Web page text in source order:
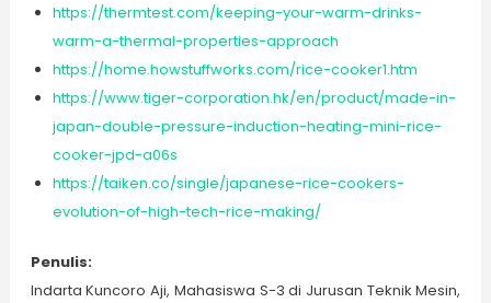
https://thermtest.com/keeping-your-warm-drinks-
warm-a-thermal-properties-approach
https://home.howstuffworks.com/rice-cooker1.htm
https://www.tiger-corporation.hk/en/product/made-in-
japan-double-pressure-induction-heating-mini-rice-
cooker-jpd-a06s
https://taiken.co/single/japanese-rice-cookers-
evolution-of-high-tech-rice-making/
Penulis:
Indarta Kuncoro Aji, Mahasiswa S-3 di Jurusan Teknik Mesin,